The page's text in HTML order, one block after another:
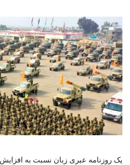
یک روزنامه عبری زبان نسبت به